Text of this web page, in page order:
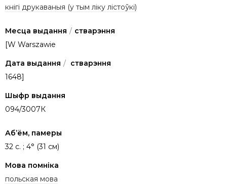
кнігі друкаваныя (у тым ліку лістоўкі)
Месца выдання / стварэння
[W Warszawie
Дата выдання / стварэння
1648]
Шыфр выдання
094/3007К
Аб’ём, памеры
32 c. ; 4° (31 см)
Мова помніка
польская мова